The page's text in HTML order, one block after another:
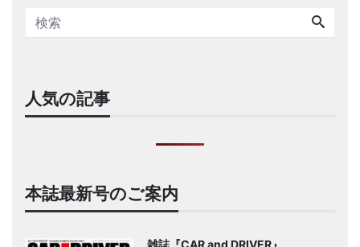
人気の記事
本誌最新号のご案内
雑誌『CAR and DRIVER』